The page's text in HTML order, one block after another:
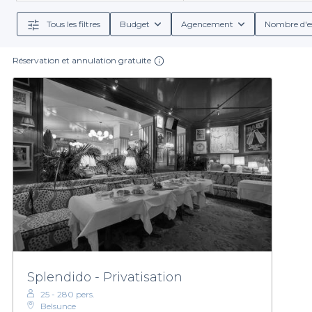
L'avantage de passer par Privateaser réside dans
Chaque salle présente des conditions de réservation
groupe soigneusement élaborés, incluant une
Ne manquez pas l'occasion de réserver l'une des
soirée festive, nous vous invitons à explorer
maintenant le temps
Tous les filtres Budget Agencement Nombre
Réservation et annulation gratuite
Splendido - Privatisation
25 - 280 pers.
Belsunce